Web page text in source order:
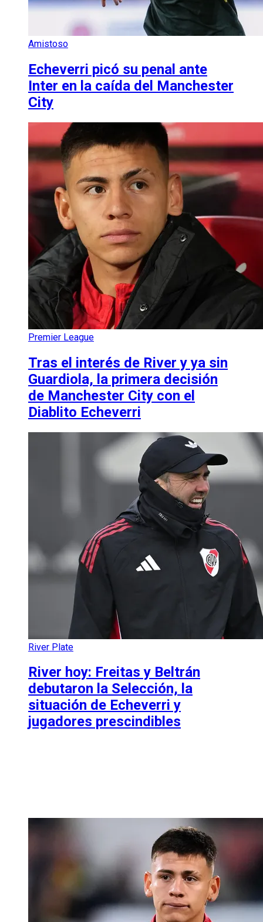
Amistoso
Echeverri picó su penal ante
Inter en la caída del Manchester
City
Premier League
Tras el interés de River y ya sin
Guardiola, la primera decisión
de Manchester City con el
Diablito Echeverri
River Plate
River hoy: Freitas y Beltrán
debutaron la Selección, la
situación de Echeverri y
jugadores prescindibles